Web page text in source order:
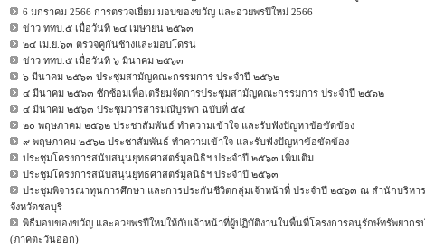
6 มกราคม 2566 การตรวจเยี่ยม มอบของขวัญ และอวยพรปีใหม่ 2566
ข่าว ททบ.๕ เมื่อวันที่ ๒๔ เมษายน ๒๕๖๓
๒๔ เม.ย.๖๓ ตรวจคูกันช้างและมอบโดรน
ข่าว ททบ.๕ เมื่อวันที่ ๖ มีนาคม ๒๕๖๓
๖ มีนาคม ๒๕๖๓ ประชุมสามัญคณะกรรมการ ประจำปี ๒๕๖๒
๔ มีนาคม ๒๕๖๓ ซักซ้อมเพื่อเตรียมจัดการประชุมสามัญคณะกรรมการ ประจำปี ๒๕๖๒
๔ มีนาคม ๒๕๖๓ ประชุมวารสารมณีบูรพา ฉบับที่ ๕๔
๒๐ พฤษภาคม ๒๕๖๒ ประชาสัมพันธ์ ทำความเข้าใจ และรับฟังปัญหาข้อขัดข้อง
๙ พฤษภาคม ๒๕๖๒ ประชาสัมพันธ์ ทำความเข้าใจ และรับฟังปัญหาข้อขัดข้อง
ประชุมโครงการสนับสนุนยุทธศาสตร์มูลนิธิฯ ประจำปี ๒๕๖๓ เพิ่มเติม
ประชุมโครงการสนับสนุนยุทธศาสตร์มูลนิธิฯ ประจำปี ๒๕๖๓
ประชุมพิจารณาทุนการศึกษา และการประกันชีวิตกลุ่มเจ้าหน้าที่ ประจำปี ๒๕๖๓ ณ สำนักบริหา
จังหวัดชลบุรี
พิธีมอบของขวัญ และอวยพรปีใหม่ให้กับเจ้าหน้าที่ผู้ปฏิบัติงานในพื้นที่โครงการอนุรักษ์ทรัพยาก
(ภาคตะวันออก)